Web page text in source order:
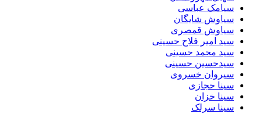
سیامک عباسی
سیاوش شایگان
سیاوش قمصری
سید امیر فلاح حسینی
سید محمد حسینی
سیدحسین حسینی
سیروان خسروی
سینا حجازی
سینا خزان
سینا سرلک